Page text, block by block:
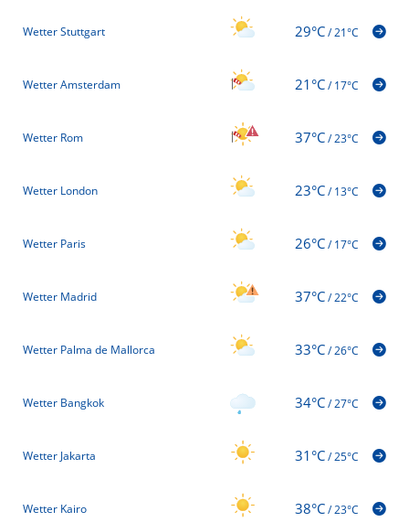
Wetter Stuttgart 29°C/21°C
Wetter Amsterdam 21°C/17°C
Wetter Rom 37°C/23°C
Wetter London 23°C/13°C
Wetter Paris 26°C/17°C
Wetter Madrid 37°C/22°C
Wetter Palma de Mallorca 33°C/26°C
Wetter Bangkok 34°C/27°C
Wetter Jakarta 31°C/25°C
Wetter Kairo 38°C/23°C